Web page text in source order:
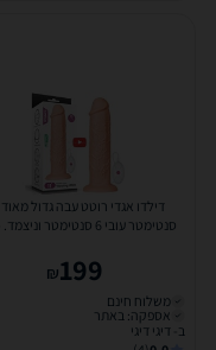
199
₪
משלוח חינם
אספקה: באתר
ב- דיגי דיגי